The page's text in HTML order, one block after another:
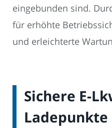
eingebunden sind.
für erhöhte
und erleichterte
Sichere E-
Ladepunkte